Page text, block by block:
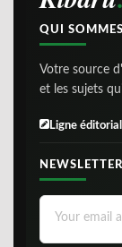
QUI
Votre source
et les sujets
Ligne